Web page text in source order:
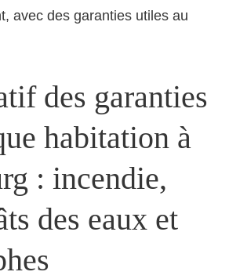
avec des garanties utiles au
des garanties
habitation à
: incendie,
des eaux et